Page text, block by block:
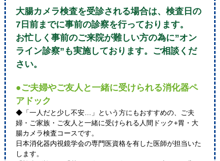
大腸カメラ検査を受診される場合は、検査日の
7日前までに事前の診察を行っております。
お忙しく事前のご来院が難しい方の為に”オン
ライン診察”も実施しております。ご相談くだ
さい。
●ご夫婦やご友人と一緒に受けられる消化器ペ
アドック
◆「一人だと少し不安…」という方にもおすすめの、ご夫
婦・ご家族・ご友人と一緒に受けられる人間ドック+胃・大
腸カメラ検査コースです。
日本消化器内視鏡学会の専門医資格を有した医師が担当いた
します。